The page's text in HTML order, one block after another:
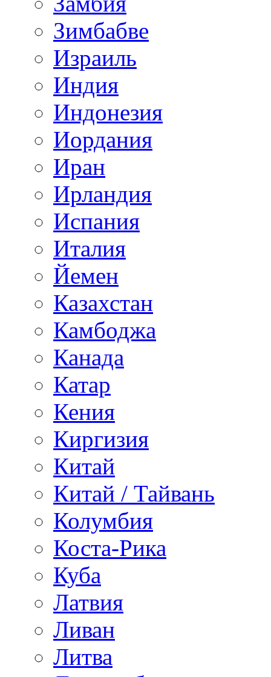
Зимбабве
Израиль
Индия
Индонезия
Иордания
Иран
Ирландия
Испания
Италия
Йемен
Казахстан
Камбоджа
Канада
Катар
Кения
Киргизия
Китай
Китай / Тайвань
Колумбия
Коста-Рика
Куба
Латвия
Ливан
Литва